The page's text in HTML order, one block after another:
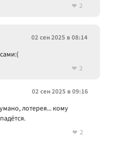
2
02 сен 2025 в 08:14
2
02 сен 2025 в 09:16
лотерея... кому
2